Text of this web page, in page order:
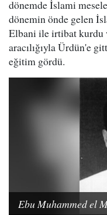
dönemde İslami
dönemin önde gelen
Elbani ile irtibat kurdu
aracılığıyla Ürdün'e
eğitim gördü.
Ebu Muhammed el